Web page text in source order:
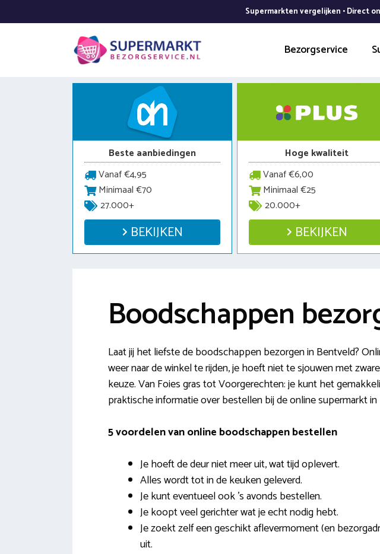
naar
Supermarkten vergelijken • Direct
Bezorgservice
Beste aanbiedingen
Vanaf €4,95
Minimaal €70
27.000+
BEKIJKEN
Hoge kwaliteit
Vanaf €6,00
Minimaal €25
20.000+
BEKIJKEN
Boodschappen
Laat jij het liefste de boodschappen bezorgen in Bentveld?
weer naar de winkel te rijden, je hoeft niet te sjouwen met
keuze. Van Foies gras tot Voorgerechten: je kunt het
praktische informatie over bestellen bij de online supermarkt
5 voordelen van online boodschappen bestellen
Je hoeft de deur niet meer uit, wat tijd oplevert.
Alles wordt tot in de keuken geleverd.
Je kunt eventueel ook ’s avonds bestellen.
Je koopt veel gerichter wat je echt nodig hebt.
Je zoekt zelf een geschikt aflevermoment (en
uit.